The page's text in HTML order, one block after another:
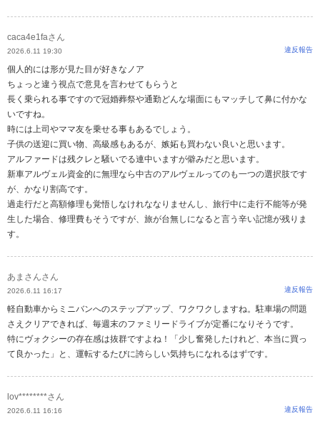
caca4e1faさん
2026.6.11 19:30 違反報告
個人的には形が見た目が好きなノア
ちょっと違う視点で意見を言わせてもらうと
長く乗られる事ですので冠婚葬祭や通勤どんな場面にもマッチして鼻に付かな
いですね。
時には上司やママ友を乗せる事もあるでしょう。
子供の送迎に買い物、高級感もあるが、嫉妬も買わない良いと思います。
アルファードは残クレと騒いでる連中いますが僻みだと思います。
新車アルヴェル資金的に無理なら中古のアルヴェルってのも一つの選択肢です
が、かなり割高です。
過走行だと高額修理も覚悟しなけれななりませんし、旅行中に走行不能等が発
生した場合、修理費もそうですが、旅が台無しになると言う辛い記憶が残りま
す。
あまさんさん
2026.6.11 16:17 違反報告
軽自動車からミニバンへのステップアップ、ワクワクしますね。駐車場の問題
さえクリアできれば、毎週末のファミリードライブが定番になりそうです。
特にヴォクシーの存在感は抜群ですよね！「少し奮発したけれど、本当に買っ
て良かった」と、運転するたびに誇らしい気持ちになれるはずです。
lov********さん
2026.6.11 16:16 違反報告